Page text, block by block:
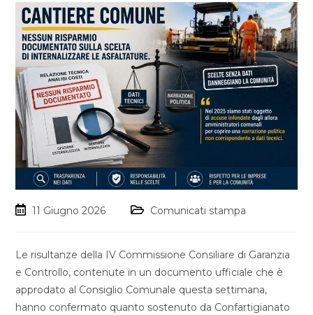
11 Giugno 2026 Comunicati stampa
Le risultanze della IV Commissione Consiliare di Garanzia
e Controllo, contenute in un documento ufficiale che è
approdato al Consiglio Comunale questa settimana,
hanno confermato quanto sostenuto da Confartigianato